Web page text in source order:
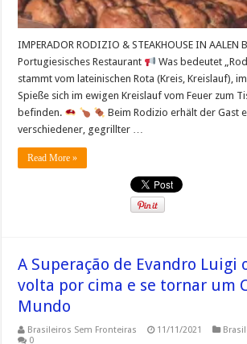
IMPERADOR RODIZIO & STEAKHOUSE IN AALEN
Portugiesisches Restaurant
Was bedeutet
stammt vom lateinischen Rota (Kreis, Kreislauf),
Spieße sich im ewigen Kreislauf vom Feuer zum
befinden.
Beim Rodizio erhält der Gast
verschiedener, gegrillter …
Read More »
A Superação de Evandro Luigi
volta por cima e se tornar um
Mundo
Brasileiros Sem Fronteiras 11/11/2021
0